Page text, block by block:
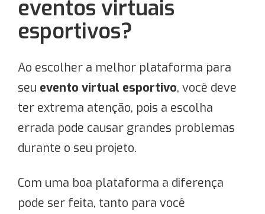
eventos virtuais
esportivos?
Ao escolher a melhor plataforma para
seu evento virtual esportivo, você deve
ter extrema atenção, pois a escolha
errada pode causar grandes problemas
durante o seu projeto.
Com uma boa plataforma a diferença
pode ser feita, tanto para você